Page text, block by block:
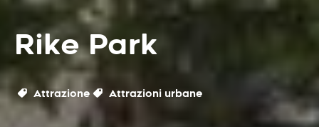
Rike Park
Attrazione Attrazioni urbane